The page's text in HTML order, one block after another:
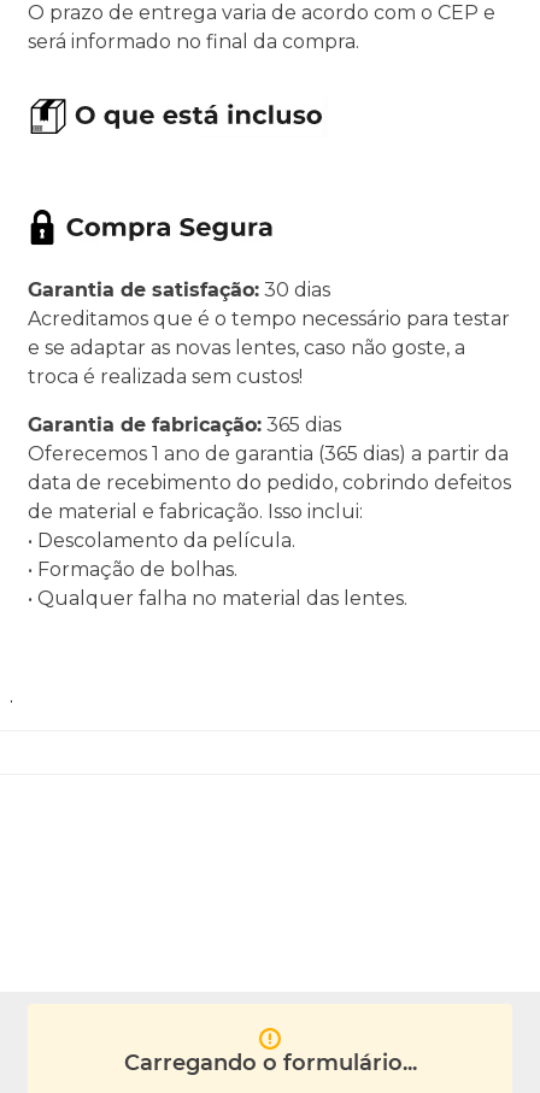
O prazo de entrega varia de acordo com o CEP e
será informado no final da compra.
Garantia de satisfação: 30 dias
Acreditamos que é o tempo necessário para testar
e se adaptar as novas lentes, caso não goste, a
troca é realizada sem custos!
Garantia de fabricação: 365 dias
Oferecemos 1 ano de garantia (365 dias) a partir da
data de recebimento do pedido, cobrindo defeitos
de material e fabricação. Isso inclui:
• Descolamento da película.
• Formação de bolhas.
• Qualquer falha no material das lentes.
.
Carregando o formulário...